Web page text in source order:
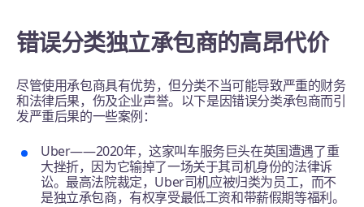
错误分类独立承包商的高昂代价
尽管使用承包商具有优势，但分类不当可能导致严重的财务
和法律后果，伤及企业声誉。以下是因错误分类承包商而引
发严重后果的一些案例：
Uber——2020年，这家叫车服务巨头在英国遭遇了重
大挫折，因为它输掉了一场关于其司机身份的法律诉
讼。最高法院裁定，Uber司机应被归类为员工，而不
是独立承包商，有权享受最低工资和带薪假期等福利。